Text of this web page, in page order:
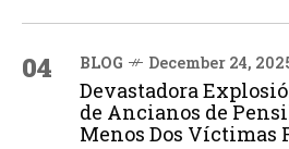
04 BLOG December 24,
Devastadora
de Ancianos de
Menos Dos Víctimas